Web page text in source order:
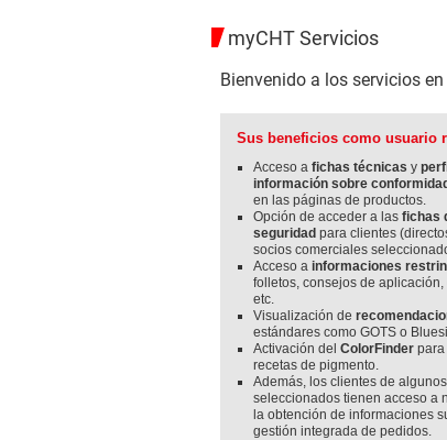
myCHT Servicios
Bienvenido a los servicios
Sus beneficios como usuario
Acceso a fichas técnicas y
información sobre conformidad
en las páginas de productos.
Opción de acceder a las fichas
seguridad para clientes
socios comerciales
Acceso a informaciones
folletos, consejos de
etc.
Visualización de
estándares como GOTS o
Activación del ColorFinder
recetas de pigmento.
Además, los clientes de
seleccionados tienen acceso a
la obtención de informaciones
gestión integrada de pedidos.